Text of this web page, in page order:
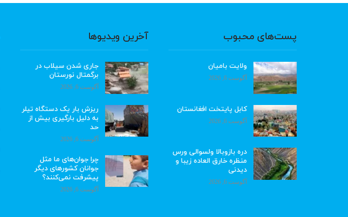
پست‌های محبوب
ولایت بامیان
آگوست 6, 2026
کابل پایتخت افغانستان
آگوست 6, 2026
دره بازوبالا ولسوالی ورس
منظره خارق العاده زیبا و
دیدنی
آگوست 6, 2026
آخرین ویدیوها
جاری شدن سیلاب در
برگمتال نورستان
آگوست 6, 2026
ریزش بار یک دستگاه تیلر
به دلیل بارگیری بیش از
حد
آگوست 6, 2026
چرا جوان‌های ما مثل
جوانان کشورهای دیگر
پیشرفت نمی‌کنند؟
آگوست 6, 2026